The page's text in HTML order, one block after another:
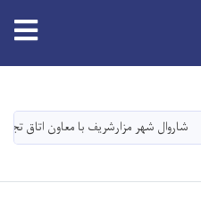
main
content
شاروال شهر مزارشريف‌ با معاون اتاق